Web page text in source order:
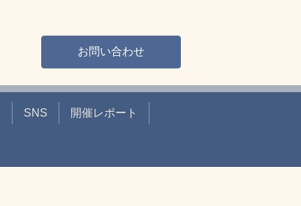
お問い合わせ
SNS 開催レポート